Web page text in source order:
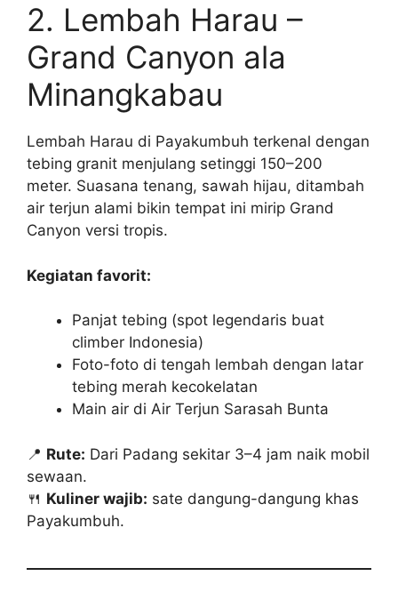
2. Lembah Harau –
Grand Canyon ala
Minangkabau
Lembah Harau di Payakumbuh terkenal dengan
tebing granit menjulang setinggi 150–200
meter. Suasana tenang, sawah hijau, ditambah
air terjun alami bikin tempat ini mirip Grand
Canyon versi tropis.
Kegiatan favorit:
Panjat tebing (spot legendaris buat
climber Indonesia)
Foto-foto di tengah lembah dengan latar
tebing merah kecokelatan
Main air di Air Terjun Sarasah Bunta
📍 Rute: Dari Padang sekitar 3–4 jam naik mobil
sewaan.
🍴 Kuliner wajib: sate dangung-dangung khas
Payakumbuh.